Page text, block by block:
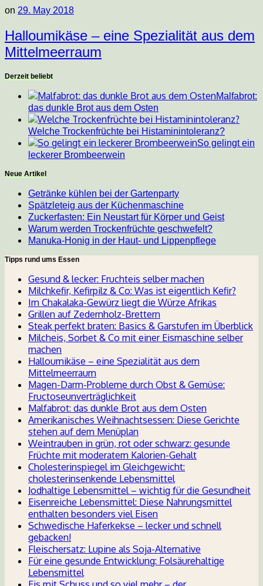
on 29. May 2018
Halloumikäse – eine Spezialität aus dem
Mittelmeerraum
Derzeit beliebt
Malfabrot:
das dunkle Brot aus dem Osten
Welche Trockenfrüchte bei Histaminintoleranz?
So gelingt ein
leckerer Brombeerwein
Neue Artikel
Getränke kühlen bei der Gartenparty
Spätzleteig aus der Küchenmaschine
Zuckerfasten: Ein Neustart für Körper und Geist
Warum werden Trockenfrüchte geschwefelt?
Manuka-Honig in der Haut- und Lippenpflege
Tipps rund ums Essen
Gesund & lecker: Fruchteis selber machen
Milchkefir, Kefirpilz & Co: Was ist eigentlich Kefir?
Im Chakalaka-Gewürz liegt die Würze Afrikas
Grillen auf Zedernholz-Brettern
Steak perfekt braten: Basics & Garstufen im Überblick
Milcheis, Sorbet & Co mit einer Eismaschine selber
machen
Halloumikäse – eine Spezialität aus dem
Mittelmeerraum
Magen-Darm-Probleme durch Obst & Gemüse:
Fructoseunverträglichkeit
Malfabrot: das dunkle Brot aus dem Osten
Amerikanisches Weihnachtsessen: Diese Gerichte
stehen auf dem Menüplan
Weintrauben in grün, rot oder schwarz: gesunde
Früchte mit moderatem Kalorien-Gehalt
Cholesterinspiegel im Gleichgewicht:
cholesterinsenkende Lebensmittel
Jodhaltige Lebensmittel – wichtig für die Gesundheit
Eisenreiche Lebensmittel: Diese Nahrungsmittel
enthalten besonders viel Eisen
Schwedische Haferkekse – lecker und schnell
gebacken!
Fleischersatz: Lupine als Soja-Alternative
Für eine gesunde Entwicklung: Folsäurehaltige
Lebensmittel